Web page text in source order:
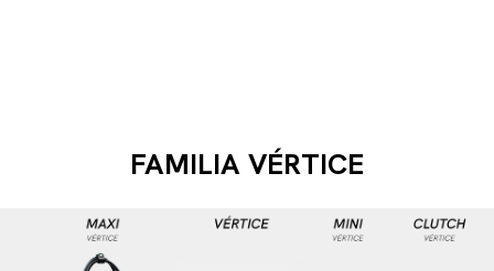
FAMILIA VÉRTICE